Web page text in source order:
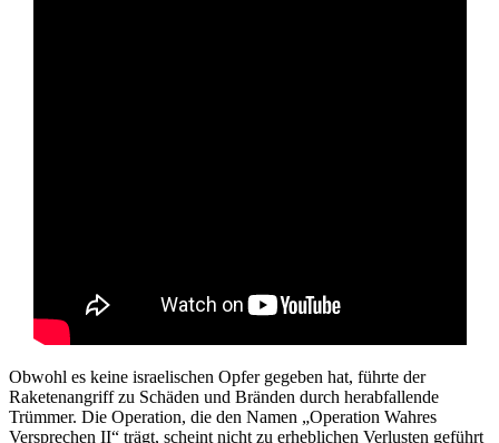
Obwohl es keine israelischen Opfer gegeben hat, führte der
Raketenangriff zu Schäden und Bränden durch herabfallende
Trümmer. Die Operation, die den Namen „Operation Wahres
Versprechen II“ trägt, scheint nicht zu erheblichen Verlusten geführt